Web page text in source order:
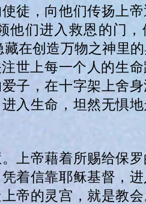
徒，向他们传扬上
他们进入救恩的门，
在创造万物之神里
世上每一个人的生
子，在十字架上舍
入生命，坦然无惧
上帝藉着所赐给保罗
着信靠耶稣基督，
帝的灵宫，就是教